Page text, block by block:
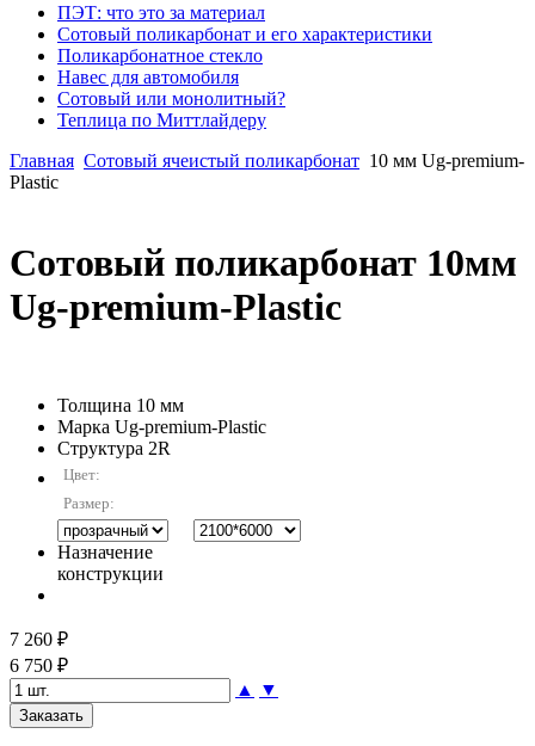
ПЭТ: что это за материал
Сотовый поликарбонат и его характеристики
Поликарбонатное стекло
Навес для автомобиля
Сотовый или монолитный?
Теплица по Миттлайдеру
Главная Сотовый ячеистый поликарбонат 10 мм Ug-premium-
Plastic
Сотовый поликарбонат 10мм
Ug-premium-Plastic
Толщина 10 мм
Марка Ug-premium-Plastic
Структура 2R
Цвет:
Размер:
Назначение
конструкции
7 260 ₽
6 750 ₽
▲
▼